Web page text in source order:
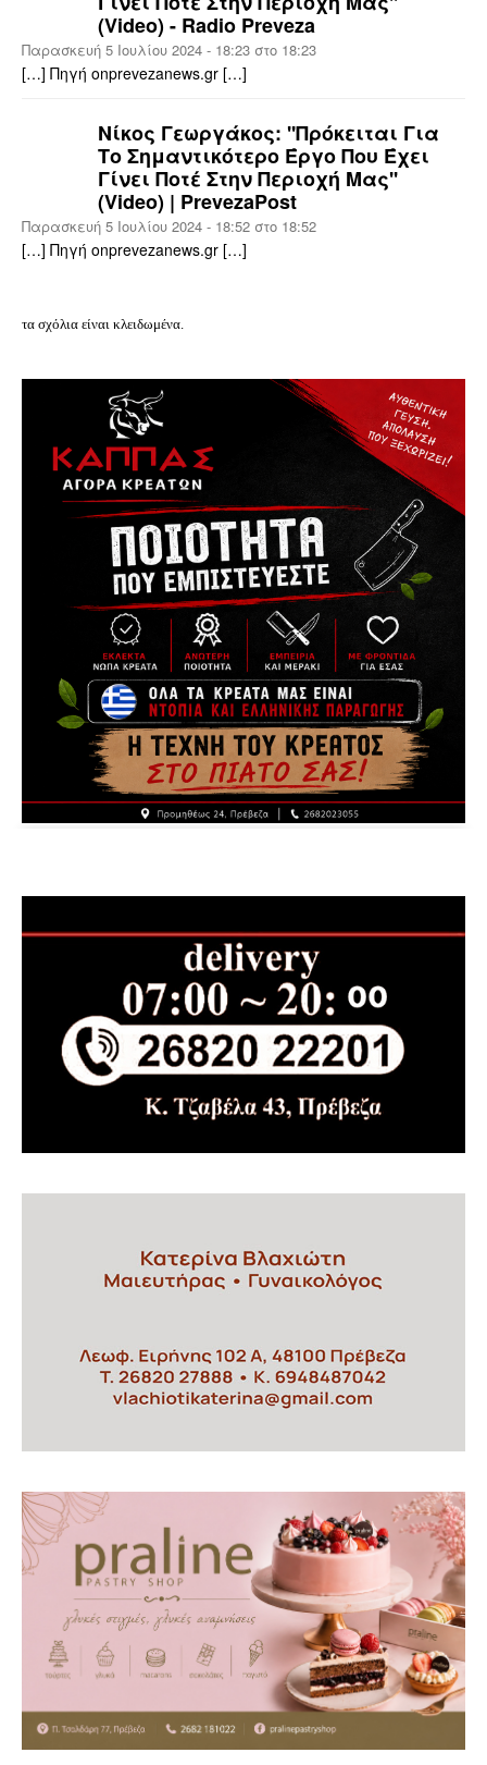
(video) - Radio Preveza
Παρασκευή 5 Ιουλίου 2024 - 18:23 στο 18:23
[…] Πηγή onprevezanews.gr […]
Νίκος Γεωργάκος: ''Πρόκειται Για
Το Σημαντικότερο Έργο Που Έχει
Γίνει Ποτέ Στην Περιοχή Μας''
(video) | PrevezaPost
Παρασκευή 5 Ιουλίου 2024 - 18:52 στο 18:52
[…] Πηγή onprevezanews.gr […]
τα σχόλια είναι κλειδωμένα.